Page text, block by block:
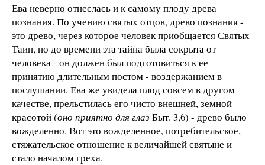
Ева неверно отнеслась и к самому плоду древа
познания. По учению святых отцов, древо познания -
это древо, через которое человек приобщается Святых
Таин, но до времени эта тайна была сокрыта от
человека - он должен был подготовиться к ее
принятию длительным постом - воздержанием в
послушании. Ева же увидела плод совсем в другом
качестве, прельстилась его чисто внешней, земной
красотой (оно приятно для глазБыт. 3,6) - древо было
вожделенно. Вот это вожделенное, потребительское,
стяжательское отношение к величайшей святыне и
стало началом греха.